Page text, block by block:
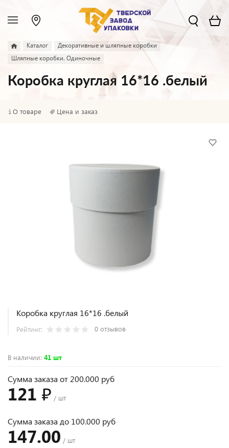
Каталог
Декоративные и шляпные коробки
Шляпные коробки. Одиночные
Коробка круглая 16*16 .белый
О товаре Цена и заказ
Коробка круглая 16*16 .белый
Рейтинг: 0 отзывов
В наличии: 41 шт
Сумма заказа от 200.000 руб
121 ₽ / шт
Сумма заказа до 100.000 руб
147.00 / шт